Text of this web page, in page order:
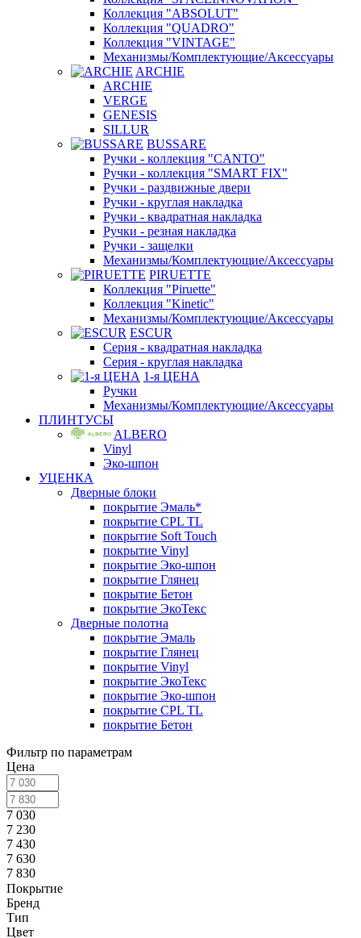
Коллекция "ABSOLUT"
Коллекция "QUADRO"
Коллекция "VINTAGE"
Механизмы/Комплектующие/Аксессуары
ARCHIE
ARCHIE
VERGE
GENESIS
SILLUR
BUSSARE
Ручки - коллекция "CANTO"
Ручки - коллекция "SMART FIX"
Ручки - раздвижные двери
Ручки - круглая накладка
Ручки - квадратная накладка
Ручки - резная накладка
Ручки - защелки
Механизмы/Комплектующие/Аксессуары
PIRUETTE
Коллекция "Piruette"
Коллекция "Kinetic"
Механизмы/Комплектующие/Аксессуары
ESCUR
Серия - квадратная накладка
Серия - круглая накладка
1-я ЦЕНА
Ручки
Механизмы/Комплектующие/Аксессуары
ПЛИНТУСЫ
ALBERO
Vinyl
Эко-шпон
УЦЕНКА
Дверные блоки
покрытие Эмаль*
покрытие CPL TL
покрытие Soft Touch
покрытие Vinyl
покрытие Эко-шпон
покрытие Глянец
покрытие Бетон
покрытие ЭкоТекс
Дверные полотна
покрытие Эмаль
покрытие Глянец
покрытие Vinyl
покрытие ЭкоТекс
покрытие Эко-шпон
покрытие CPL TL
покрытие Бетон
Фильтр по параметрам
Цена
7 030
7 230
7 430
7 630
7 830
Покрытие
Бренд
Тип
Цвет